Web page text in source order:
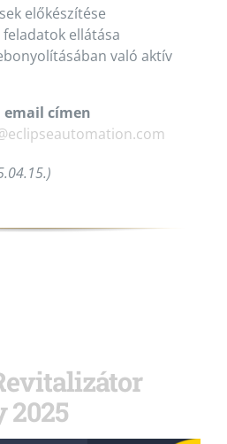
előkészítése
ellátása
való aktív
email címen
2025